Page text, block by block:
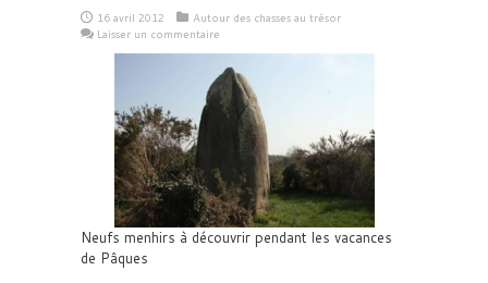
16 avril 2012
Autour des chasses au trésor
Laisser un commentaire
Neufs menhirs à découvrir pendant les vacances
de Pâques